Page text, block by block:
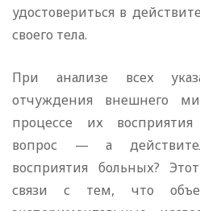
удостовериться в
своего тела.
При анализе всех
отчуждения внешнего
процессе их
вопрос — а
восприятия больных?
связи с тем, что